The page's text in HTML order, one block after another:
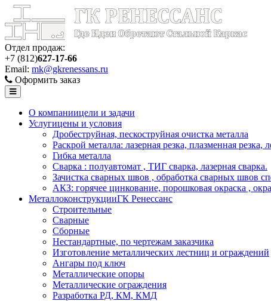
Отдел продаж:
+7 (812)627-17-66
Email: mk@gkrenessans.ru
Оформить заказ
О компаниицели и задачи
Услугицены и условия
Дробеструйная, пескоструйная очистка металла
Раскрой металла: лазерная резка, плазменная резка,
Гибка металла
Сварка : полуавтомат , ТИГ сварка, лазерная сварка.
Зачистка сварных швов , обработка сварных швов
АКЗ: горячее цинкование, порошковая окраска ,
МеталлоконструкцииГК Ренессанс
Строительные
Сварные
Сборные
Нестандартные, по чертежам заказчика
Изготовление металлических лестниц и ограждений
Ангары под ключ
Металлические опоры
Металлические ограждения
Разработка РД, КМ, КМД